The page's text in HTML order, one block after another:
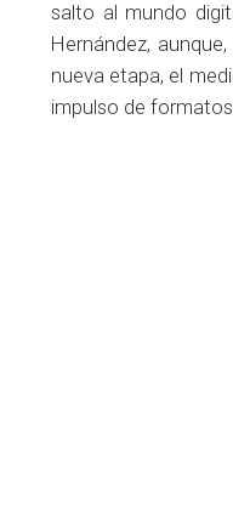
salto al mundo
Hernández,
nueva etapa, el
impulso de